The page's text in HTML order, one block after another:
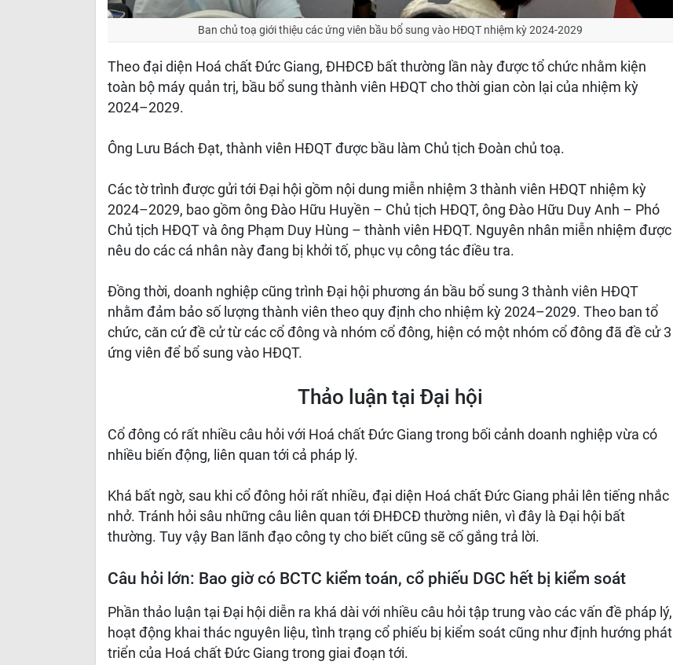
Ban chủ toạ giới thiệu các ứng viên bầu bổ sung vào HĐQT nhiệm kỳ 2024-2029
Theo đại diện Hoá chất Đức Giang, ĐHĐCĐ bất thường lần này được tổ chức nhằm kiện
toàn bộ máy quản trị, bầu bổ sung thành viên HĐQT cho thời gian còn lại của nhiệm kỳ
2024–2029.
Ông Lưu Bách Đạt, thành viên HĐQT được bầu làm Chủ tịch Đoàn chủ toạ.
Các tờ trình được gửi tới Đại hội gồm nội dung miễn nhiệm 3 thành viên HĐQT nhiệm kỳ
2024–2029, bao gồm ông Đào Hữu Huyền – Chủ tịch HĐQT, ông Đào Hữu Duy Anh – Phó
Chủ tịch HĐQT và ông Phạm Duy Hùng – thành viên HĐQT. Nguyên nhân miễn nhiệm được
nêu do các cá nhân này đang bị khởi tố, phục vụ công tác điều tra.
Đồng thời, doanh nghiệp cũng trình Đại hội phương án bầu bổ sung 3 thành viên HĐQT
nhằm đảm bảo số lượng thành viên theo quy định cho nhiệm kỳ 2024–2029. Theo ban tổ
chức, căn cứ đề cử từ các cổ đông và nhóm cổ đông, hiện có một nhóm cổ đông đã đề cử 3
ứng viên để bổ sung vào HĐQT.
Thảo luận tại Đại hội
Cổ đông có rất nhiều câu hỏi với Hoá chất Đức Giang trong bối cảnh doanh nghiệp vừa có
nhiều biến động, liên quan tới cả pháp lý.
Khá bất ngờ, sau khi cổ đông hỏi rất nhiều, đại diện Hoá chất Đức Giang phải lên tiếng nhắc
nhở. Tránh hỏi sâu những câu liên quan tới ĐHĐCĐ thường niên, vì đây là Đại hội bất
thường. Tuy vậy Ban lãnh đạo công ty cho biết cũng sẽ cố gắng trả lời.
Câu hỏi lớn: Bao giờ có BCTC kiểm toán, cổ phiếu DGC hết bị kiểm soát
Phần thảo luận tại Đại hội diễn ra khá dài với nhiều câu hỏi tập trung vào các vấn đề pháp lý,
hoạt động khai thác nguyên liệu, tình trạng cổ phiếu bị kiểm soát cũng như định hướng phát
triển của Hoá chất Đức Giang trong giai đoạn tới.